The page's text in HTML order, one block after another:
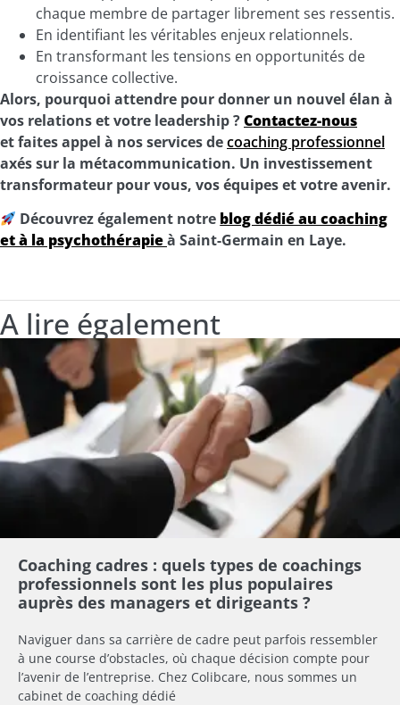
chaque membre de partager librement ses ressentis.
En identifiant les véritables enjeux relationnels.
En transformant les tensions en opportunités de
croissance collective.
Alors, pourquoi attendre pour donner un nouvel élan à
vos relations et votre leadership ?Contactez-nous
et faites appel à nos services decoaching professionnel
axés sur la métacommunication. Un investissement
transformateur pour vous, vos équipes et votre avenir.
Découvrez également notre blog dédié au coaching
et à la psychothérapieà Saint-Germain en Laye.
A lire également
Coaching cadres : quels types de coachings
professionnels sont les plus populaires
auprès des managers et dirigeants ?
Naviguer dans sa carrière de cadre peut parfois ressembler
à une course d’obstacles, où chaque décision compte pour
l’avenir de l’entreprise. Chez Colibcare, nous sommes un
cabinet de coaching dédié